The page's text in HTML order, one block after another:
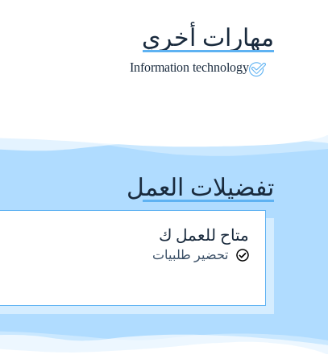
مهارات أخري
Information technology
تفضيلات العمل
متاح للعمل ك
تحضير طلبيات